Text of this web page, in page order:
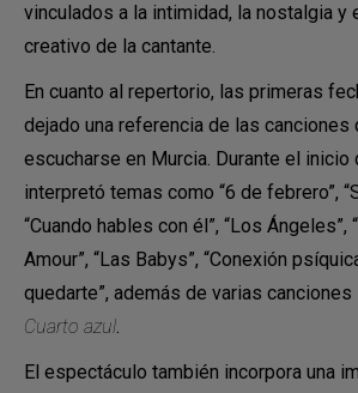
vinculados a la intimidad, la nostalgia y
creativo de la cantante.
En cuanto al repertorio, las primeras
dejado una referencia de las canciones
escucharse en Murcia. Durante el inicio
interpretó temas como “6 de febrero”,
“Cuando hables con él”, “Los Ángeles”,
Amour”, “Las Babys”, “Conexión
quedarte”, además de varias
Cuarto azul.
El espectáculo también incorpora una